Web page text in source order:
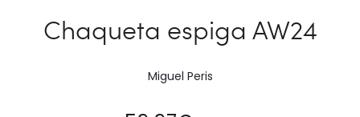
Chaqueta espiga AW24
Miguel Peris